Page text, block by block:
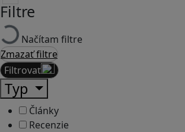
Filtre
Načítam filtre
Zmazať filtre
Filtrovať
Typ
Články
Recenzie